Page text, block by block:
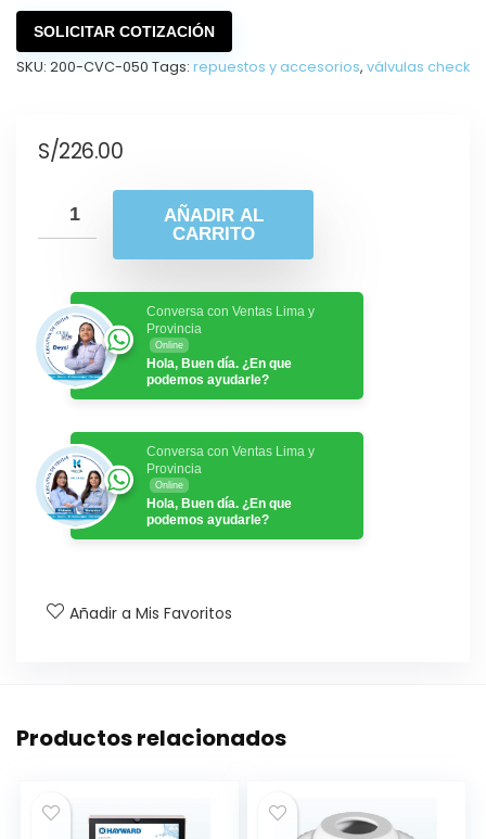
SOLICITAR COTIZACIÓN
SKU: 200-CVC-050 Tags: repuestos y accesorios, válvulas check
S/226.00
AÑADIR AL
CARRITO
Conversa con Ventas Lima y
Provincia
Online
Hola, Buen día. ¿En que
podemos ayudarle?
Conversa con Ventas Lima y
Provincia
Online
Hola, Buen día. ¿En que
podemos ayudarle?
Añadir a Mis Favoritos
Productos relacionados